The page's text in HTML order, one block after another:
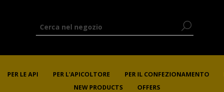
PER LE API PER L'APICOLTORE PER IL CONFEZIONAMENTO
NEW PRODUCTS
OFFERS